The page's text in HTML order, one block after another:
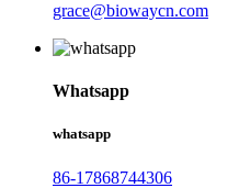
grace@biowaycn.com
Whatsapp
whatsapp
86-17868744306